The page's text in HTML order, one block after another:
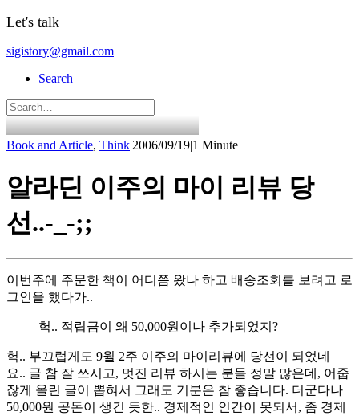
Let's talk
sigistory@gmail.com
Search
Book and Article, Think|2006/09/19|1 Minute
알라딘 이주의 마이 리뷰 당
선..-_-;;
이번주에 주문한 책이 어디쯤 왔나 하고 배송조회를 보려고 로
그인을 했다가..
헉.. 적립금이 왜 50,000원이나 추가되었지?
헉.. 부끄럽게도 9월 2주 이주의 마이리뷰에 당선이 되었네
요.. 글 참 잘 쓰시고, 멋진 리뷰 하시는 분들 정말 많은데, 어줍
잖게 올린 글이 뽑혀서 그래도 기분은 참 좋습니다. 더군다나
50,000원 공돈이 생긴 듯한.. 경제적인 인간이 못되서, 좀 경제